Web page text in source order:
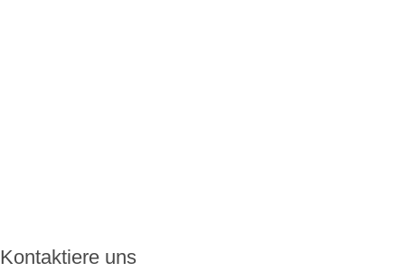
Kontaktiere uns